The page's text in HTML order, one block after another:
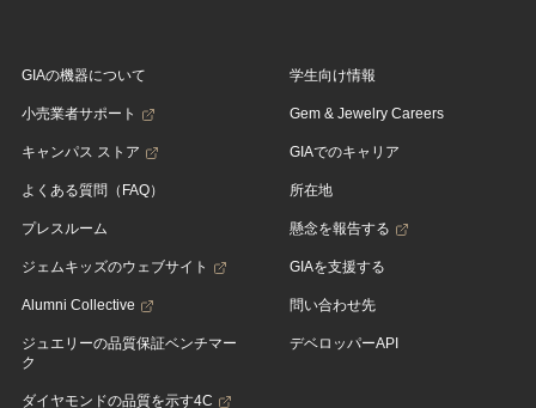
GIAの機器について
小売業者サポート
キャンパス ストア
よくある質問（FAQ）
プレスルーム
ジェムキッズのウェブサイト
Alumni Collective
ジュエリーの品質保証ベンチマー
ク
ダイヤモンドの品質を示す4C
学生向け情報
Gem & Jewelry Careers
GIAでのキャリア
所在地
懸念を報告する
GIAを支援する
問い合わせ先
デベロッパーAPI